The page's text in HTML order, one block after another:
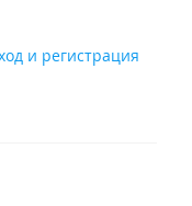
и регистрация